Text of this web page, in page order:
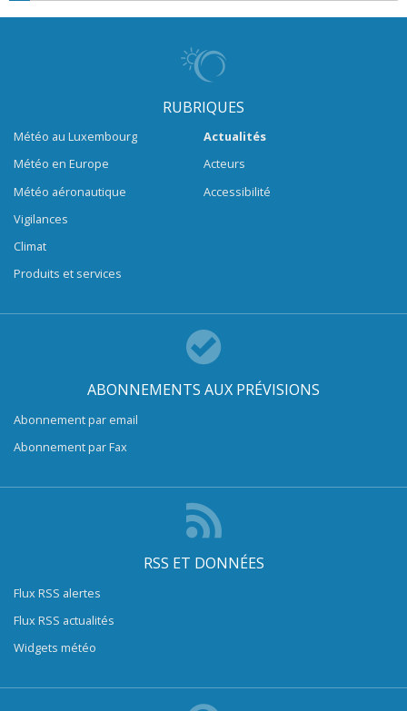
RUBRIQUES
Météo au Luxembourg
Météo en Europe
Météo aéronautique
Vigilances
Climat
Produits et services
Actualités
Acteurs
Accessibilité
ABONNEMENTS AUX PRÉVISIONS
Abonnement par email
Abonnement par Fax
RSS ET DONNÉES
Flux RSS alertes
Flux RSS actualités
Widgets météo